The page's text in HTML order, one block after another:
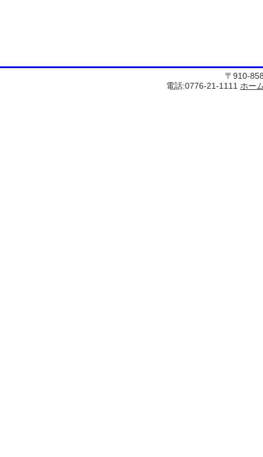
〒910-
電話:0776-21-1111 ホー